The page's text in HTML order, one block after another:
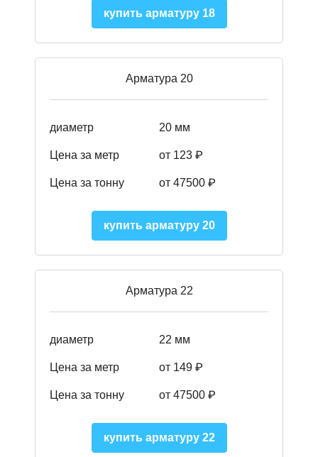
купить арматуру 18
Арматура 20
диаметр 20 мм
Цена за метр от 123 ₽
Цена за тонну от 47500 ₽
купить арматуру 20
Арматура 22
диаметр 22 мм
Цена за метр от 149 ₽
Цена за тонну от 47500 ₽
купить арматуру 22